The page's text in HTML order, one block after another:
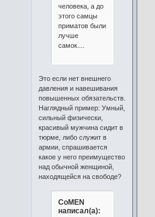
человека, а до
этого самцы
приматов были
лучше
самок....
Это если нет внешнего
давления и навешивания
повышенных обязательств.
Наглядный пример: Умный,
сильный физически,
красивый мужчина сидит в
тюрме, либо служит в
армии, спрашивается
какое у него преимущество
над обычной женщиной,
находящейся на свободе?
CoMEN
написал(а):